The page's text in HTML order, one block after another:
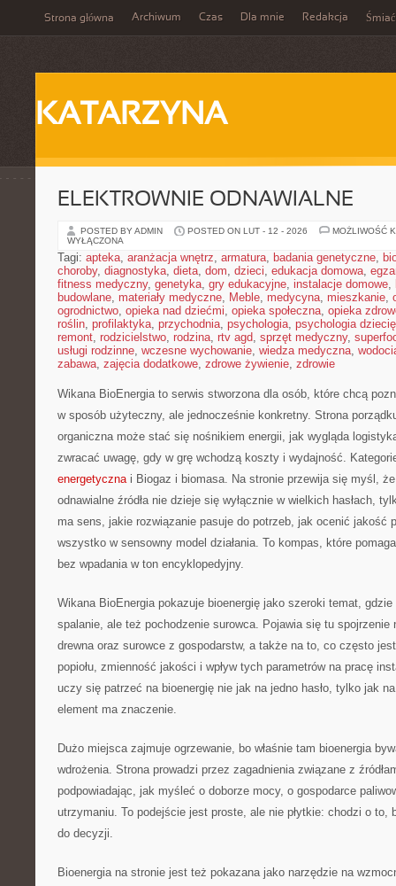
Strona główna Archiwum Czas Dla mnie Redakcja Śmiać
KATARZYNA
ELEKTROWNIE ODNAWIALNE
POSTED BY ADMIN POSTED ON LUT - 12 - 2026
MOŻLIWOŚĆ
WYŁĄCZONA
Tagi: apteka, aranżacja wnętrz, armatura, badania genetyczne,
choroby, diagnostyka, dieta, dom, dzieci, edukacja domowa,
fitness medyczny, genetyka, gry edukacyjne, instalacje domowe,
budowlane, materiały medyczne, Meble, medycyna, mieszkanie,
ogrodnictwo, opieka nad dziećmi, opieka społeczna, opieka
roślin, profilaktyka, przychodnia, psychologia, psychologia
remont, rodzicielstwo, rodzina, rtv agd, sprzęt medyczny,
usługi rodzinne, wczesne wychowanie, wiedza medyczna,
zabawa, zajęcia dodatkowe, zdrowe żywienie, zdrowie
Wikana BioEnergia to serwis stworzona dla osób, które chcą
w sposób użyteczny, ale jednocześnie konkretny. Strona
organiczna może stać się nośnikiem energii, jak wygląda
zwracać uwagę, gdy w grę wchodzą koszty i wydajność.
energetycznai Biogaz i biomasa. Na stronie przewija się myśl,
odnawialne źródła nie dzieje się wyłącznie w wielkich hasłach,
ma sens, jakie rozwiązanie pasuje do potrzeb, jak ocenić jakość
wszystko w sensowny model działania. To kompas, które
bez wpadania w ton encyklopedyjny.
Wikana BioEnergia pokazuje bioenergię jako szeroki temat,
spalanie, ale też pochodzenie surowca. Pojawia się tu spojrzenie
drewna oraz surowce z gospodarstw, a także na to, co często
popiołu, zmienność jakości i wpływ tych parametrów na pracę
uczy się patrzeć na bioenergię nie jak na jedno hasło, tylko jak
element ma znaczenie.
Dużo miejsca zajmuje ogrzewanie, bo właśnie tam bioenergia
wdrożenia. Strona prowadzi przez zagadnienia związane z
podpowiadając, jak myśleć o doborze mocy, o gospodarce
utrzymaniu. To podejście jest proste, ale nie płytkie: chodzi o to,
do decyzji.
Bioenergia na stronie jest też pokazana jako narzędzie na